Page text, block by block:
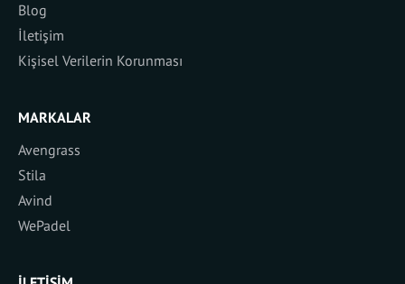
Blog
İletişim
Kişisel Verilerin Korunması
MARKALAR
Avengrass
Stila
Avind
WePadel